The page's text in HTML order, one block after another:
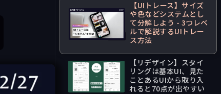
54:15
【UIトレース】サイズ
や色などシステムとし
て分解しよう - 3つレベ
ルで解説するUIトレー
ス方法
59:37
【リデザイン】スタイ
リングは基本UI、見た
ことあるUIから取り入
れると70点が出やすい